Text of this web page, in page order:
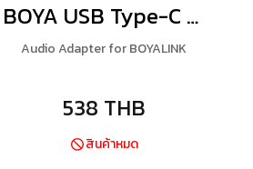
BOYA USB Type-C Adapter/MFI Certified Lightning Adapter/3.5mm TRS Adapter for BOYALINK
Audio Adapter for BOYALINK
538 THB
สินค้าหมด